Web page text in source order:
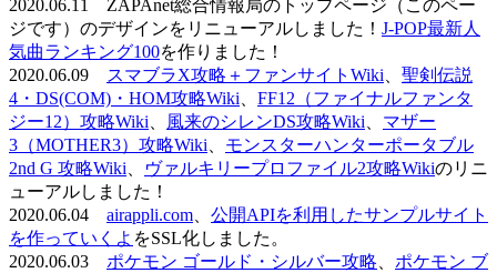
2020.06.11 ZAPAnet総合情報局のトップページ（このペー
ジです）のデザインをリニューアルしました！ J-POP最新人
気曲ランキング100を作りました！
2020.06.09
スマブラX攻略＋ファンサイトWiki
聖剣伝説
4・DS(COM)・HOM攻略Wiki
FF12（ファイナルファンタ
ジー12）攻略Wiki
風来のシレンDS攻略Wiki
マザー
3（MOTHER3）攻略Wiki
モンスターハンターポータブル
2nd G 攻略Wiki
ヴァルキリープロファイル2攻略Wikiのリニ
ューアルしました！
2020.06.04 airappli.com
公開APIを利用したサンプルサイト
を作っていくよ をSSL化しました。
2020.06.03 ポケモン ゴールド・シルバー攻略
ポケモン ブ